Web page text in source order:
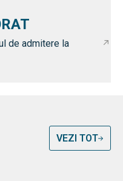
de admitere la
VEZI TOT